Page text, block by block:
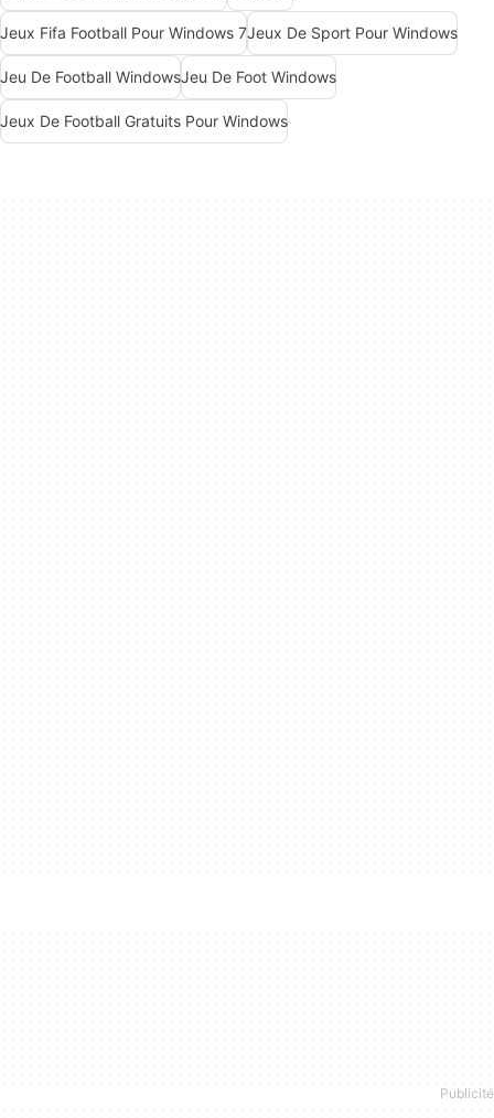
Jeux Fifa Football Pour Windows 7Jeux De Sport Pour Windows
Jeu De Football WindowsJeu De Foot Windows
Jeux De Football Gratuits Pour Windows